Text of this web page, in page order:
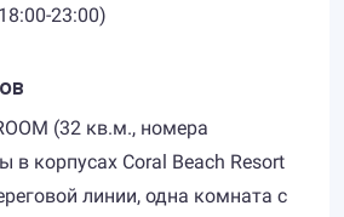
23:00)
(32 кв.м., номера
в корпусах Coral Beach Resort
линии, одна комната с